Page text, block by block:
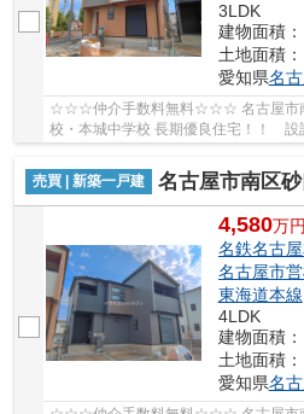
3LDK
建物面積
土地面積
愛知県名
☆☆☆仲介手数料無料☆☆☆ 名古屋市南
校・本城中学校 長期優良住宅！！ 設
売買 | 新築一戸建
名古屋市南区砂口町1【
4,580万円
名鉄名古
名古屋市
東海道本線
4LDK
建物面積
土地面積
愛知県名